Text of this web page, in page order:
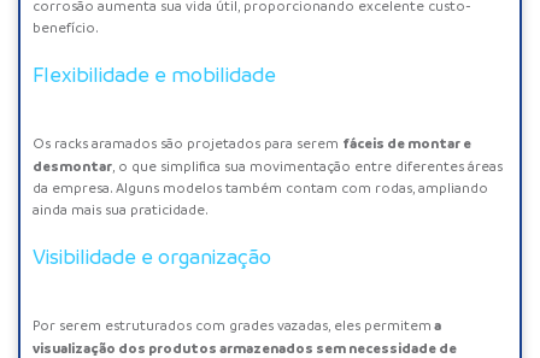
corrosão aumenta sua vida útil, proporcionando excelente custo-
benefício.
Flexibilidade e mobilidade
Os racks aramados são projetados para serem fáceis de montar e
desmontar, o que simplifica sua movimentação entre diferentes áreas
da empresa. Alguns modelos também contam com rodas, ampliando
ainda mais sua praticidade.
Visibilidade e organização
Por serem estruturados com grades vazadas, eles permitem a
visualização dos produtos armazenados sem necessidade de